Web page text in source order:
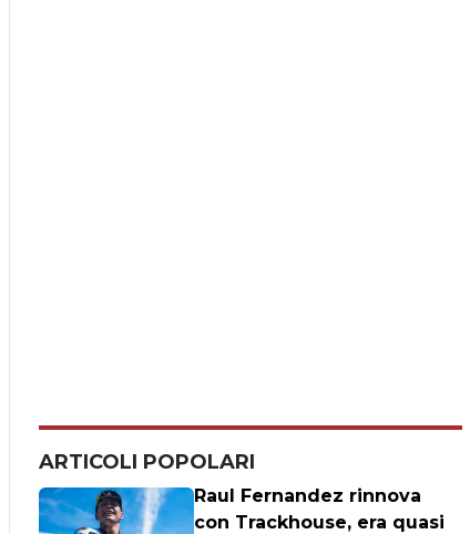
ARTICOLI POPOLARI
Raul Fernandez rinnova
con Trackhouse, era quasi